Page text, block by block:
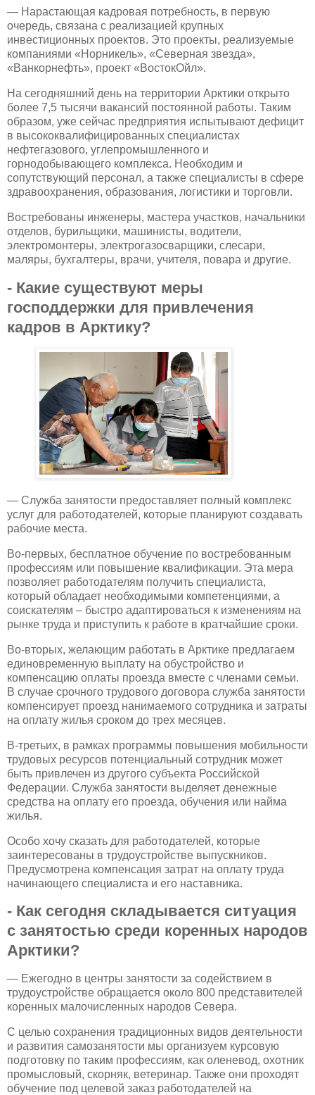
— Нарастающая кадровая потребность, в первую
очередь, связана с реализацией крупных
инвестиционных проектов. Это проекты, реализуемые
компаниями «Норникель», «Северная звезда»,
«Ванкорнефть», проект «ВостокОйл».
На сегодняшний день на территории Арктики открыто
более 7,5 тысячи вакансий постоянной работы. Таким
образом, уже сейчас предприятия испытывают дефицит
в высококвалифицированных специалистах
нефтегазового, углепромышленного и
горнодобывающего комплекса. Необходим и
сопутствующий персонал, а также специалисты в сфере
здравоохранения, образования, логистики и торговли.
Востребованы инженеры, мастера участков, начальники
отделов, бурильщики, машинисты, водители,
электромонтеры, электрогазосварщики, слесари,
маляры, бухгалтеры, врачи, учителя, повара и другие.
- Какие существуют меры
господдержки для привлечения
кадров в Арктику?
— Служба занятости предоставляет полный комплекс
услуг для работодателей, которые планируют создавать
рабочие места.
Во-первых, бесплатное обучение по востребованным
профессиям или повышение квалификации. Эта мера
позволяет работодателям получить специалиста,
который обладает необходимыми компетенциями, а
соискателям – быстро адаптироваться к изменениям на
рынке труда и приступить к работе в кратчайшие сроки.
Во-вторых, желающим работать в Арктике предлагаем
единовременную выплату на обустройство и
компенсацию оплаты проезда вместе с членами семьи.
В случае срочного трудового договора служба занятости
компенсирует проезд нанимаемого сотрудника и затраты
на оплату жилья сроком до трех месяцев.
В-третьих, в рамках программы повышения мобильности
трудовых ресурсов потенциальный сотрудник может
быть привлечен из другого субъекта Российской
Федерации. Служба занятости выделяет денежные
средства на оплату его проезда, обучения или найма
жилья.
Особо хочу сказать для работодателей, которые
заинтересованы в трудоустройстве выпускников.
Предусмотрена компенсация затрат на оплату труда
начинающего специалиста и его наставника.
- Как сегодня складывается ситуация
с занятостью среди коренных народов
Арктики?
— Ежегодно в центры занятости за содействием в
трудоустройстве обращается около 800 представителей
коренных малочисленных народов Севера.
С целью сохранения традиционных видов деятельности
и развития самозанятости мы организуем курсовую
подготовку по таким профессиям, как оленевод, охотник
промысловый, скорняк, ветеринар. Также они проходят
обучение под целевой заказ работодателей на